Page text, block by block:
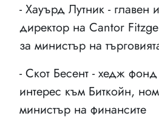
- Хауърд Лутник - главен
директор на Cantor
за министър на
- Скот Бесент - хедж
интерес към Биткойн,
министър на финансите